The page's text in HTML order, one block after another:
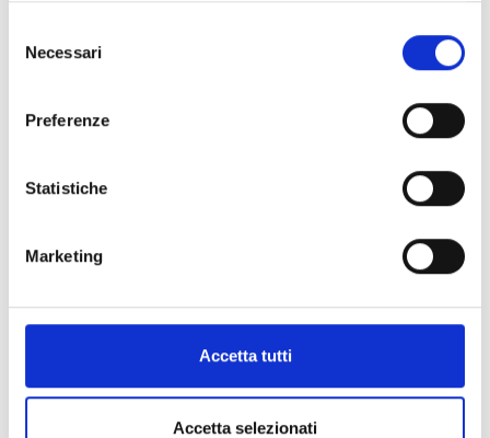
delNecessari
Preferenze
Statistiche
Marketing
Accetta tutti
Accetta selezionati